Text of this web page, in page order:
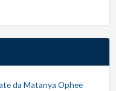
da Matanya Ophee